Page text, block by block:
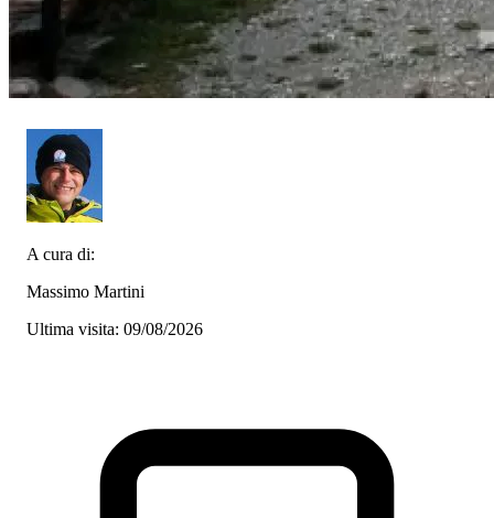
A cura di:
Massimo Martini
Ultima visita: 09/08/2026